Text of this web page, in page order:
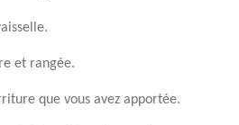
et rangée.
que vous avez apportée.